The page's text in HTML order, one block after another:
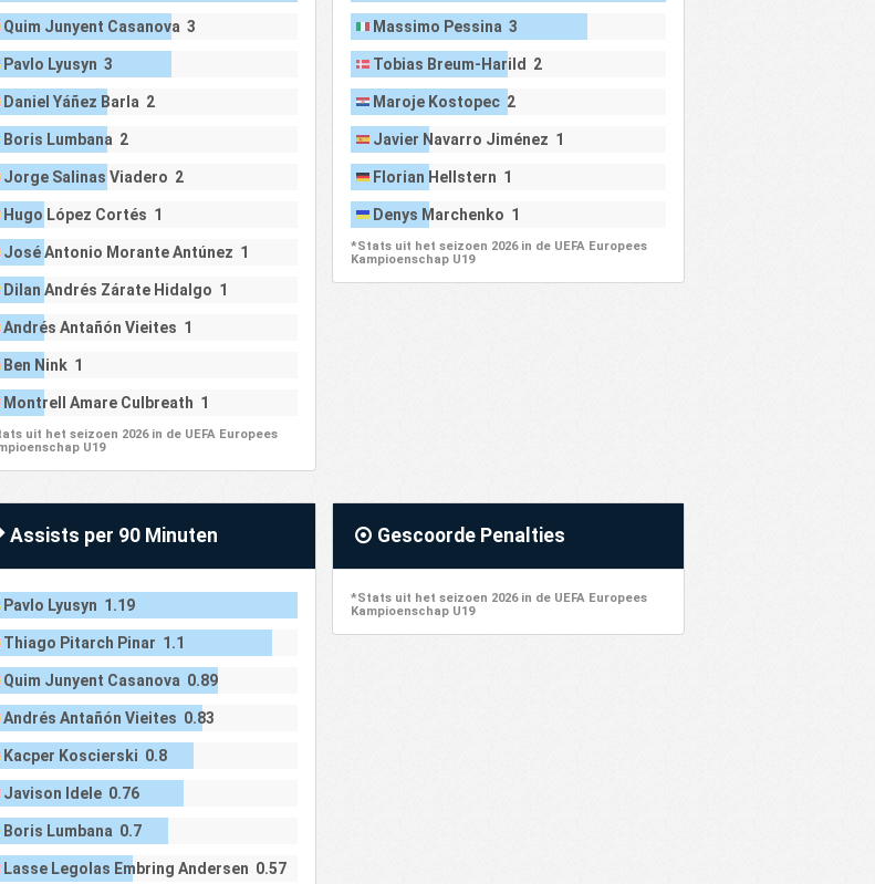
Quim Junyent Casanova 3
Pavlo Lyusyn 3
Daniel Yáñez Barla 2
Boris Lumbana 2
Jorge Salinas Viadero 2
Hugo López Cortés 1
José Antonio Morante Antúnez 1
Dilan Andrés Zárate Hidalgo 1
Andrés Antañón Vieites 1
Ben Nink 1
Montrell Amare Culbreath 1
uit het seizoen 2026 in de UEFA Europees
U19
Massimo Pessina 3
Tobias Breum-Harild 2
Maroje Kostopec 2
Javier Navarro Jiménez 1
Florian Hellstern 1
Denys Marchenko 1
*Stats uit het seizoen 2026 in de UEFA Europees
Kampioenschap U19
Assists per 90 Minuten
Pavlo Lyusyn 1.19
Thiago Pitarch Pinar 1.1
Quim Junyent Casanova 0.89
Andrés Antañón Vieites 0.83
Kacper Koscierski 0.8
Javison Idele 0.76
Boris Lumbana 0.7
Lasse Legolas Embring Andersen 0.57
Gescoorde Penalties
*Stats uit het seizoen 2026 in de UEFA Europees
Kampioenschap U19